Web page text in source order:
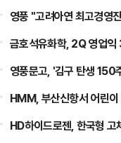
영풍 "고려아연 최고경영
금호석유화학, 2Q 영
영풍문고, '김구 탄생
HMM, 부산신항서 어린
HD하이드로젠, 한국형 고